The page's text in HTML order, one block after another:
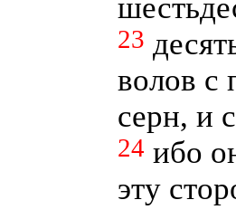
23
волов с
серн, и
24 ибо
эту